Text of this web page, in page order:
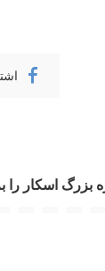
بزرگ اسکار را